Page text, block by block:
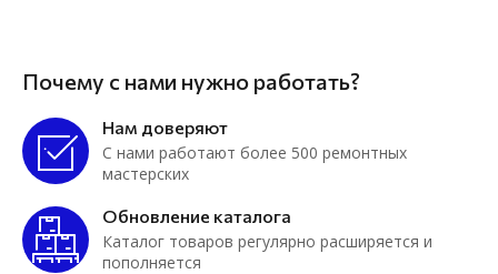
Почему с нами нужно работать?
Нам доверяют
С нами работают более 500 ремонтных
мастерских
Обновление каталога
Каталог товаров регулярно расширяется и
пополняется